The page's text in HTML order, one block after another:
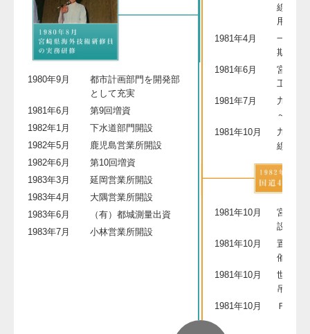
1980年9月
都市計画部門を開発部
として充実
1981年6月
第9回増資
1982年1月
下水道部門開設
1982年5月
鹿児島営業所開設
1982年6月
第10回増資
1983年3月
延岡営業所開設
1983年4月
大隅営業所開設
1983年6月
（有）都城測量出資
1983年7月
小林営業所開設
線（高
用開始
1981年4月
一ッ葉
期）開
1981年6月
宮崎県
工
1981年7月
九州自
～高千
1981年10月
九州縦
線全線
1981年10月
宮崎県
設構想
1981年10月
置県
催
1981年10月
世界一
吊り橋
1981年10月
ＦＭ宮